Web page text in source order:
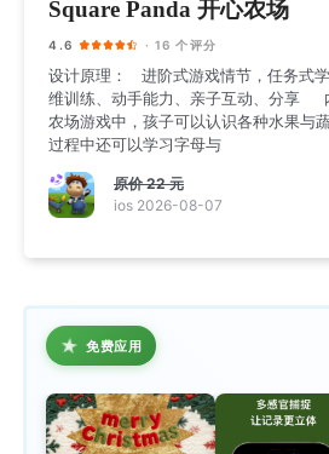
Square Panda 开心农场
4.6 · 16 个评分
设计原理： 进阶式游戏情节，任务式
维训练、动手能力、亲子互动、分享 内容概述： 在有趣的
农场游戏中，孩子可以认识各种水果与
过程中还可以学习字母与
原价22 元
ios 2026-08-07
★ 免费应用